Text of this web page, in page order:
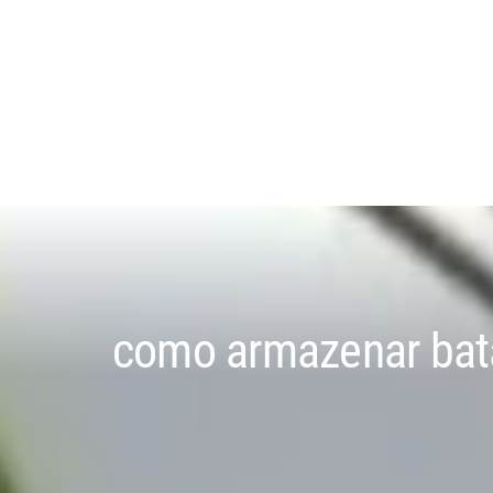
como armazenar